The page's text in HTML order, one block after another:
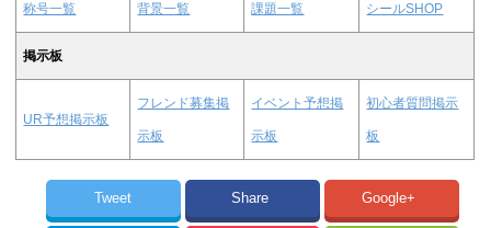
称号一覧 背景一覧 課題一覧 シールSHOP
掲示板
UR予想掲示板
フレンド募集掲
示板
イベント予想掲
示板
初心者質問掲示
板
Tweet Share Google+